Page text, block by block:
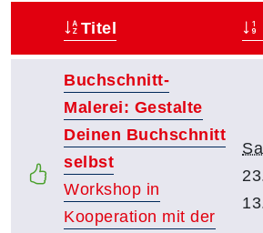
Titel
Buchschnitt-
Malerei: Gestalte
Deinen Buchschnitt
selbst
Workshop in
Kooperation mit der